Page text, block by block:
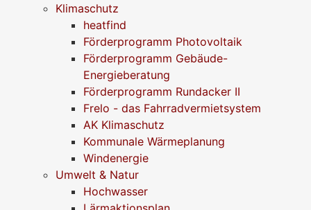
Klimaschutz
heatfind
Förderprogramm Photovoltaik
Förderprogramm Gebäude-
Energieberatung
Förderprogramm Rundacker II
Frelo - das Fahrradvermietsystem
AK Klimaschutz
Kommunale Wärmeplanung
Windenergie
Umwelt & Natur
Hochwasser